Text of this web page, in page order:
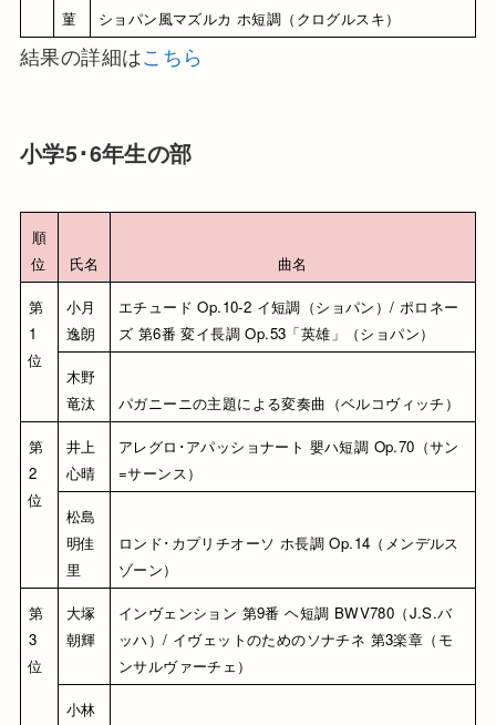
菫
ショパン風マズルカ ホ短調（クログルスキ）
結果の詳細はこちら
小学5･6年生の部
順
位
氏名 曲名
第
1
位
小月
逸朗
エチュード Op.10-2 イ短調（ショパン）/ ポロネー
ズ 第6番 変イ長調 Op.53「英雄」（ショパン）
木野
竜汰
パガニーニの主題による変奏曲（ベルコヴィッチ）
第
2
位
井上
心晴
アレグロ･アパッショナート 嬰ハ短調 Op.70（サン
=サーンス）
松島
明佳
里
ロンド･カプリチオーソ ホ長調 Op.14（メンデルス
ゾーン）
第
3
位
大塚
朝輝
インヴェンション 第9番 ヘ短調 BWV780（J.S.バ
ッハ）/ イヴェットのためのソナチネ 第3楽章（モ
ンサルヴァーチェ）
小林